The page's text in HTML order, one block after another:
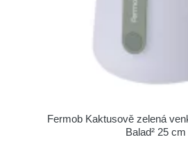
Fermob Kaktusově zelená
Balad² 25 cm